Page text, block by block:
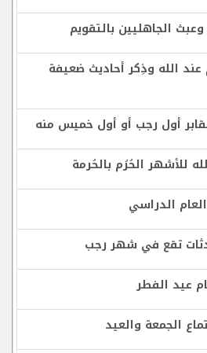
الجاهليين بالتقويم
الله وذِكر أحاديث ضعيفة
أول رجب أو أول خميس منه
للأشهر الحُرُم بالحُرمة
الدراسي
تقع في شهر رجب
عيد الفطر
الجمعة والعيد